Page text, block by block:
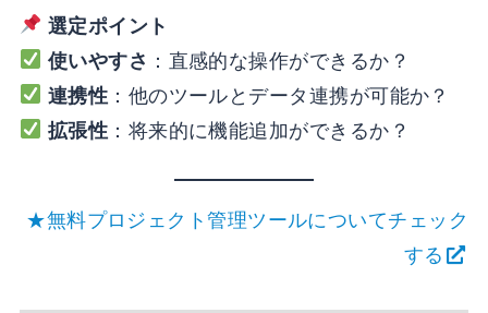
選定ポイント
使いやすさ ：直感的な操作ができるか？
連携性 ：他のツールとデータ連携が可能か？
拡張性 ：将来的に機能追加ができるか？
★無料プロジェクト管理ツールについてチェック
する